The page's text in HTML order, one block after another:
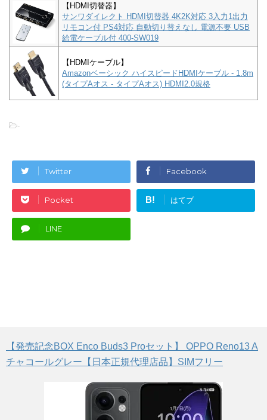
【HDMI切替器】
サンワダイレクト HDMI切替器 4K2K対応 3入力1出力
リモコン付 PS4対応 自動切り替えなし 電源不要 USB
給電ケーブル付 400-SW019
【HDMIケーブル】
Amazonベーシック ハイスピードHDMIケーブル - 1.8m
(タイプAオス - タイプAオス) HDMI2.0規格
-
Twitter Facebook
Pocket B! はてブ
LINE
【発売記念BOX Enco Buds3 Proセット】 OPPO Reno13 A
チャコールグレー【日本正規代理店品】SIMフリー